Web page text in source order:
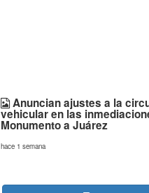
Anuncian ajustes a la
vehicular en las
Monumento a Juárez
hace 1 semana